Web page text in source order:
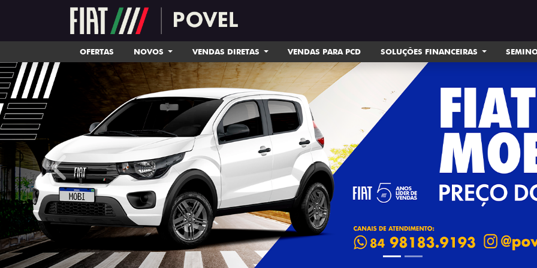
OFERTAS NOVOS VENDAS DIRETAS VENDAS PARA PCD SOLUÇÕES FINANCEIRAS
templates.template-01.components.carousel.texts.control_prev